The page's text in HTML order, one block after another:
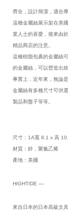
齊全，設計簡潔，適合
這種金屬絲展示架在美
業人士的喜愛，後來由
精品商店的注意。
這種樹脂包裹的金屬絲
的金屬絲，可以營造出
事實上，近年來，無論
金屬絲有多種尺寸可供
製品和盤子等等。
尺寸：1A寬 8.1 x 高
材質：鋅，聚氯乙烯
產地：美國
HIGHTIDE —
來自日本的日本高級文